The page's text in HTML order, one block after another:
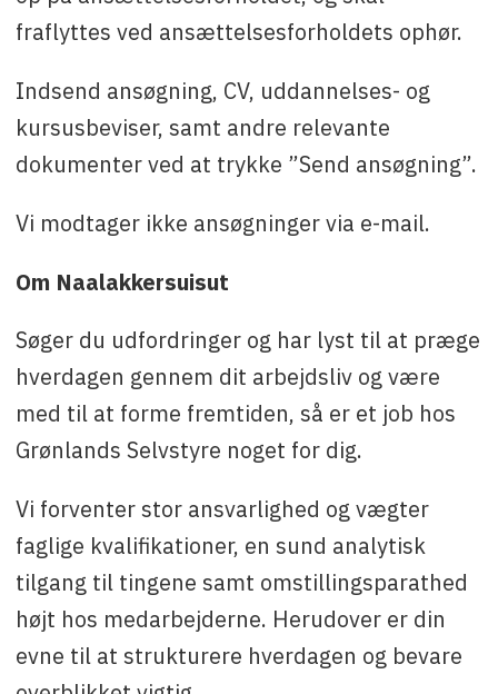
fraflyttes ved ansættelsesforholdets ophør.
Indsend ansøgning, CV, uddannelses- og
kursusbeviser, samt andre relevante
dokumenter ved at trykke ”Send ansøgning”.
Vi modtager ikke ansøgninger via e-mail.
Om Naalakkersuisut
Søger du udfordringer og har lyst til at præge
hverdagen gennem dit arbejdsliv og være
med til at forme fremtiden, så er et job hos
Grønlands Selvstyre noget for dig.
Vi forventer stor ansvarlighed og vægter
faglige kvalifikationer, en sund analytisk
tilgang til tingene samt omstillingsparathed
højt hos medarbejderne. Herudover er din
evne til at strukturere hverdagen og bevare